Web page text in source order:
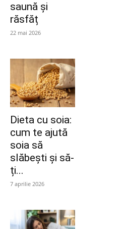
saună și
răsfăț
22 mai 2026
Dieta cu soia:
cum te ajută
soia să
slăbești și să-
ți...
7 aprilie 2026